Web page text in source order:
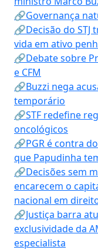
🔗Governança
🔗Decisão do
vida em ativo
🔗Debate sobre
e CFM
🔗Buzzi nega
temporário
🔗STF redefine
oncológicos
🔗PGR é contra
que Papudinha
🔗Decisões sem
encarecem o
nacional em
🔗Justiça barra
exclusividade da
especialista